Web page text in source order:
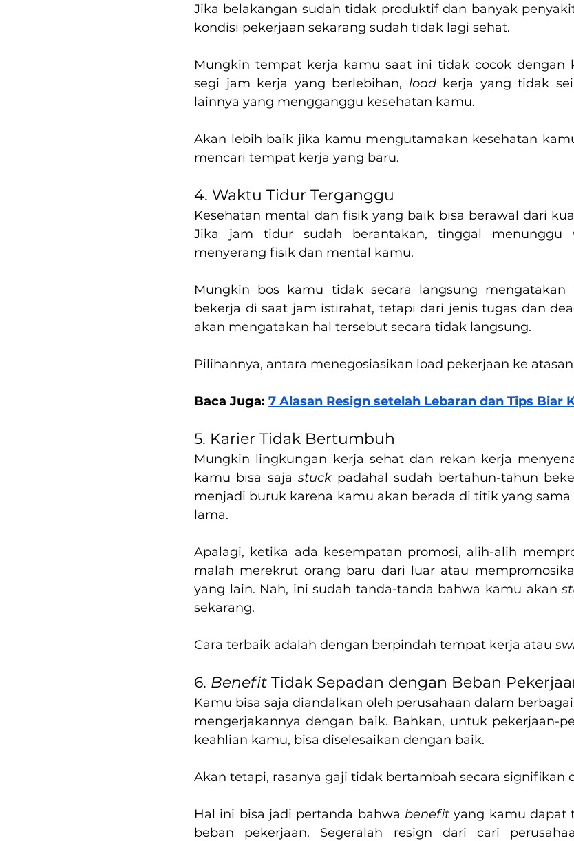
Jika belakangan sudah tidak produktif dan banyak
kondisi pekerjaan sekarang sudah tidak lagi sehat.
Mungkin tempat kerja kamu saat ini tidak cocok dengan
segi jam kerja yang berlebihan, load kerja yang tidak
lainnya yang mengganggu kesehatan kamu.
Akan lebih baik jika kamu mengutamakan kesehatan
mencari tempat kerja yang baru.
4. Waktu Tidur Terganggu
Kesehatan mental dan fisik yang baik bisa berawal dari
Jika jam tidur sudah berantakan, tinggal menunggu
menyerang fisik dan mental kamu.
Mungkin bos kamu tidak secara langsung
bekerja di saat jam istirahat, tetapi dari jenis tugas dan
akan mengatakan hal tersebut secara tidak langsung.
Pilihannya, antara menegosiasikan load pekerjaan ke
Baca Juga: 7 Alasan Resign setelah Lebaran dan Tips Biar
5. Karier Tidak Bertumbuh
Mungkin lingkungan kerja sehat dan rekan kerja
kamu bisa saja stuck padahal sudah bertahun-tahun
menjadi buruk karena kamu akan berada di titik yang
lama.
Apalagi, ketika ada kesempatan promosi, alih-alih
malah merekrut orang baru dari luar atau
yang lain. Nah, ini sudah tanda-tanda bahwa kamu akan
sekarang.
Cara terbaik adalah dengan berpindah tempat kerja atau
6. Benefit Tidak Sepadan dengan Beban
Kamu bisa saja diandalkan oleh perusahaan dalam
mengerjakannya dengan baik. Bahkan, untuk pekerjaan-
keahlian kamu, bisa diselesaikan dengan baik.
Akan tetapi, rasanya gaji tidak bertambah secara signifikan
Hal ini bisa jadi pertanda bahwa benefit yang kamu dapat
beban pekerjaan. Segeralah resign dari cari